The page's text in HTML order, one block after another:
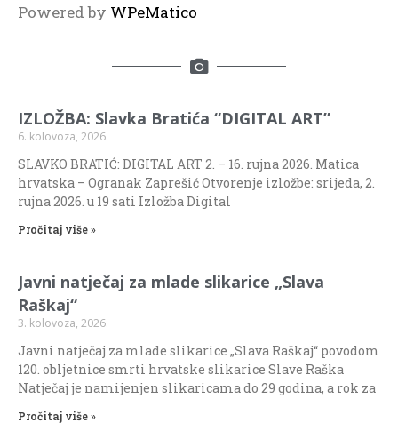
Powered by WPeMatico
IZLOŽBA: Slavka Bratića “DIGITAL ART”
6. kolovoza, 2026.
SLAVKO BRATIĆ: DIGITAL ART 2. – 16. rujna 2026. Matica
hrvatska – Ogranak Zaprešić Otvorenje izložbe: srijeda, 2.
rujna 2026. u 19 sati Izložba Digital
Pročitaj više »
Javni natječaj za mlade slikarice „Slava
Raškaj“
3. kolovoza, 2026.
Javni natječaj za mlade slikarice „Slava Raškaj“ povodom
120. obljetnice smrti hrvatske slikarice Slave Raška
Natječaj je namijenjen slikaricama do 29 godina, a rok za
Pročitaj više »